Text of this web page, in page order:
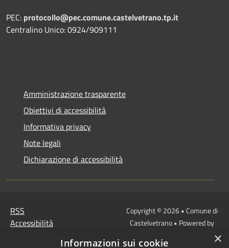
PEC: protocollo@pec.comune.castelvetrano.tp.it
Centralino Unico: 0924/909111
Amministrazione trasparente
Obiettivi di accessibilità
Informativa privacy
Note legali
Dichiarazione di accessibilità
RSS
Accessibilità
Copyright © 2026 • Comune di
Castelvetrano • Powered by
×
Informazioni sui cookie